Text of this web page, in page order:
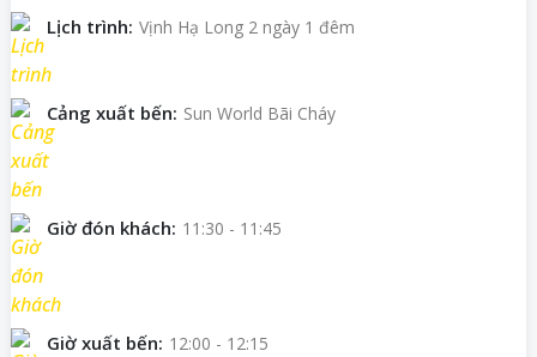
Lịch trình: Vịnh Hạ Long 2 ngày 1 đêm
Cảng xuất bến: Sun World Bãi Cháy
Giờ đón khách: 11:30 - 11:45
Giờ xuất bến: 12:00 - 12:15